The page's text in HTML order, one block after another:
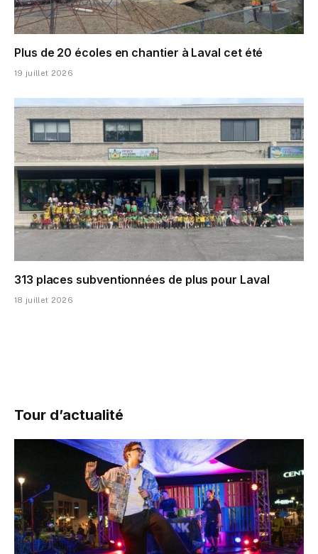
Plus de 20 écoles en chantier à Laval cet été
19 juillet 2026
313 places subventionnées de plus pour Laval
18 juillet 2026
Tour d’actualité